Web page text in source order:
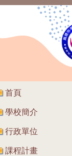
首頁
學校簡介
行政單位
課程計畫